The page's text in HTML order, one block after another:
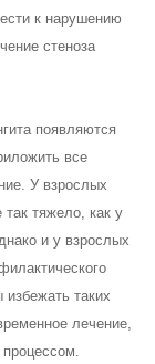
к нарушению
стеноза
появляются
все
У взрослых
так тяжело, как у
и у взрослых
таких
лечение,